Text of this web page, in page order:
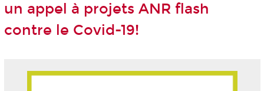
un appel à projets ANR flash
contre le Covid-19!